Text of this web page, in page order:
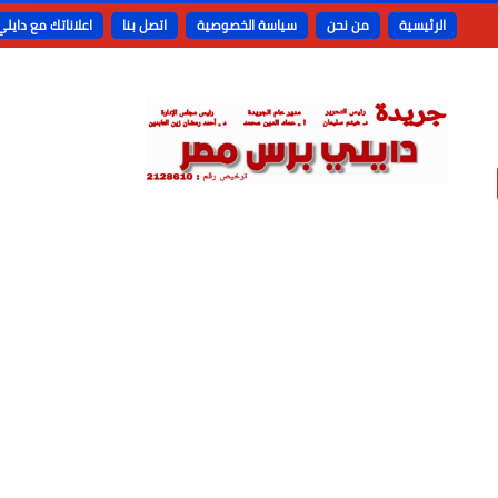
الرئيسية من نحن سياسة الخصوصية اتصل بنا اعلاناتك مع